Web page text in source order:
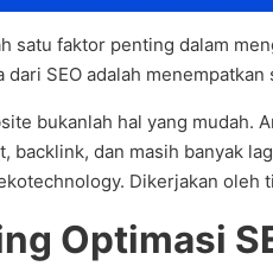
satu faktor penting dalam
SEO adalah
bukanlah hal yang
backlink, dan masih banyak
Dikerjakan
Optimasi